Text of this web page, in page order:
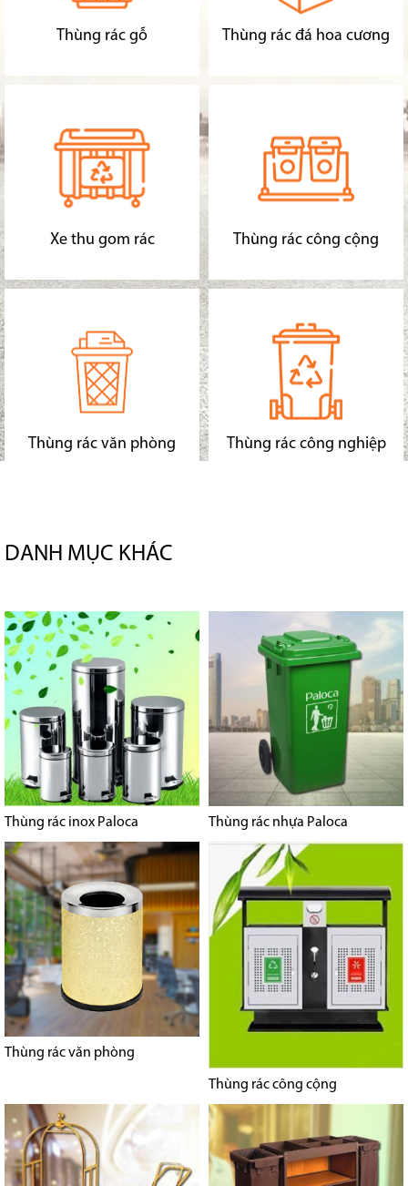
Thùng rác gỗ Thùng rác đá hoa cương
Xe thu gom rác Thùng rác công cộng
Thùng rác văn phòng Thùng rác công nghiệp
DANH MỤC KHÁC
Thùng rác inox Paloca Thùng rác nhựa Paloca
Thùng rác văn phòng
Thùng rác công cộng